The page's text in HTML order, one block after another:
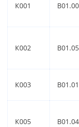
К001
К002
К003
К005